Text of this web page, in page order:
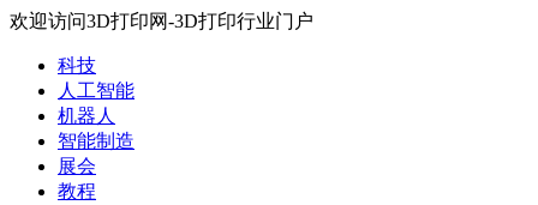
欢迎访问3D打印网-3D打印行业门户
科技
人工智能
机器人
智能制造
展会
教程